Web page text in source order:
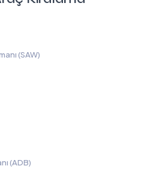
(SAW)
(ADB)